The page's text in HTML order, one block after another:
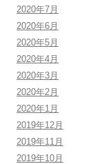
2020年7月
2020年6月
2020年5月
2020年4月
2020年3月
2020年2月
2020年1月
2019年12月
2019年11月
2019年10月